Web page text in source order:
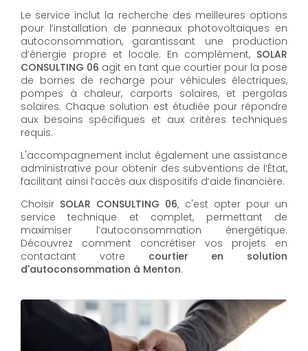
Le service inclut la recherche des meilleures options
pour l’installation de panneaux photovoltaïques en
autoconsommation, garantissant une production
d’énergie propre et locale. En complément, SOLAR
CONSULTING 06 agit en tant que courtier pour la pose
de bornes de recharge pour véhicules électriques,
pompes à chaleur, carports solaires, et pergolas
solaires. Chaque solution est étudiée pour répondre
aux besoins spécifiques et aux critères techniques
requis.
L'accompagnement inclut également une assistance
administrative pour obtenir des subventions de l’État,
facilitant ainsi l’accès aux dispositifs d’aide financière.
Choisir SOLAR CONSULTING 06, c'est opter pour un
service technique et complet, permettant de
maximiser l’autoconsommation énergétique.
Découvrez comment concrétiser vos projets en
contactant votre courtier en solution
d'autoconsommation à Menton.